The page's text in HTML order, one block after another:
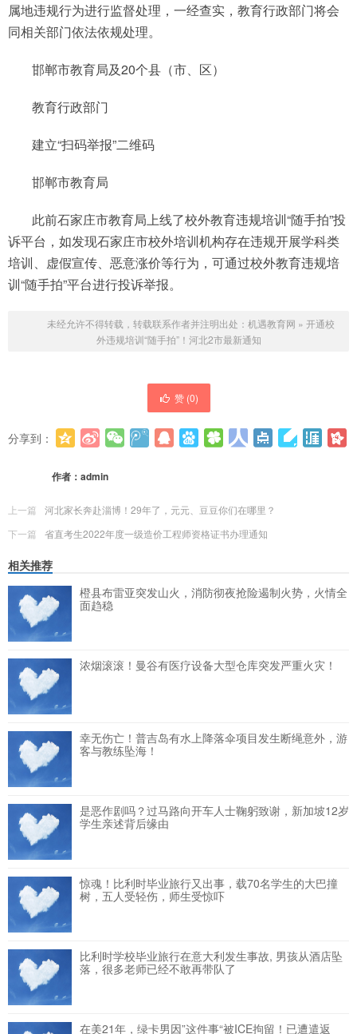
属地违规行为进行监督处理，一经查实，教育行政部门将会
同相关部门依法依规处理。
邯郸市教育局及20个县（市、区）
教育行政部门
建立“扫码举报”二维码
邯郸市教育局
此前石家庄市教育局上线了校外教育违规培训“随手拍”投
诉平台，如发现石家庄市校外培训机构存在违规开展学科类
培训、虚假宣传、恶意涨价等行为，可通过校外教育违规培
训“随手拍”平台进行投诉举报。
未经允许不得转载，转载联系作者并注明出处： 机遇教育网 » 开通校
外违规培训“随手拍”！河北2市最新通知
赞 (0)
分享到：
作者： admin
上一篇
河北家长奔赴淄博！29年了，元元、豆豆你们在哪里？
下一篇
省直考生2022年度一级造价工程师资格证书办理通知
相关推荐
橙县布雷亚突发山火，消防彻夜抢险遏制火势，火情全
面趋稳
浓烟滚滚！曼谷有医疗设备大型仓库突发严重火灾！
幸无伤亡！普吉岛有水上降落伞项目发生断绳意外，游
客与教练坠海！
是恶作剧吗？过马路向开车人士鞠躬致谢，新加坡12岁
学生亲述背后缘由
惊魂！比利时毕业旅行又出事，载70名学生的大巴撞
树，五人受轻伤，师生受惊吓
比利时学校毕业旅行在意大利发生事故, 男孩从酒店坠
落，很多老师已经不敢再带队了
在美21年，绿卡男因”这件事“被ICE拘留！已遭遣返